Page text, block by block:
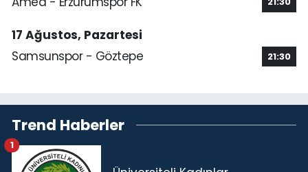
17 Ağustos, Pazartesi
Samsunspor - Göztepe
21:30
Trend Haberler
1